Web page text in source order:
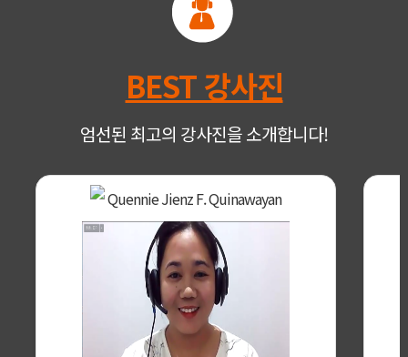
BEST 강사진
엄선된 최고의 강사진을 소개합니다!
Quennie Jienz F. Quinawayan